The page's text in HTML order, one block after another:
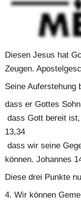
Christus für uns
waren. Römer 5,8
Jesus ist von den
Diesen Jesus hat
Zeugen.
Seine Auferstehung
dass er Gottes
dass Gott bereit
13,34
dass wir seine
können. Johannes
Diese drei Punkte
4. Wir können